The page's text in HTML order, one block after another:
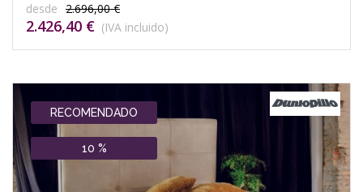
desde 2.696,00 €
2.426,40 € (IVA incluido)
RECOMENDADO
10 %